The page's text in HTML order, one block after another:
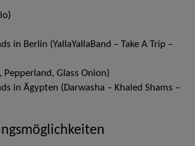
in Berlin (YallaYallaBand – Take A Trip –
Glass Onion)
in Ägypten (Darwasha – Khaled Shams –